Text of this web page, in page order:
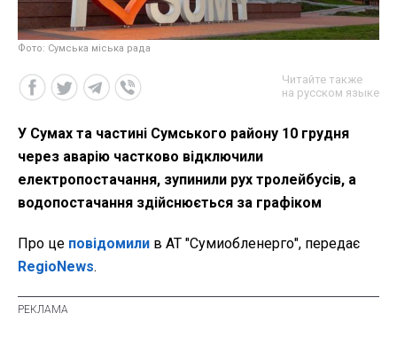
Фото: Сумська міська рада
Читайте также
на русском языке
У Сумах та частині Сумського району 10 грудня
через аварію частково відключили
електропостачання, зупинили рух тролейбусів, а
водопостачання здійснюється за графіком
Про це повідомили в АТ "Сумиобленерго", передає
RegioNews.